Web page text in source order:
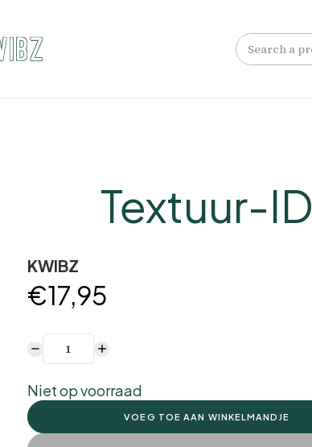
Textuur-ID
KWIBZ
€17,95
Niet op voorraad
VOEG TOE AAN WINKELMANDJE